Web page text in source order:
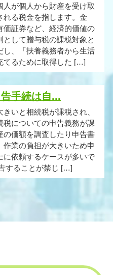
人が個人から財産を受け取
れる税金を指します。金
価証券など、経済的価値の
として贈与税の課税対象と
し、「扶養義務者から生活
てるために取得した […]
手続は自...
いと相続税が課税され、
税についての申告義務が課
の価額を調査したり申告書
作業の負担が大きいため申
に依頼するケースが多いで
することが禁じ […]